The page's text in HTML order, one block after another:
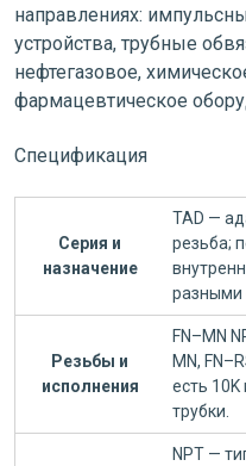
направлениях:
устройства, трубные
нефтегазовое,
фармацевтическое
Спецификация
Серия и
назначение
TAD —
резьба;
разными
Резьбы и
исполнения
FN–MN
MN,
есть
трубки.
NPT —